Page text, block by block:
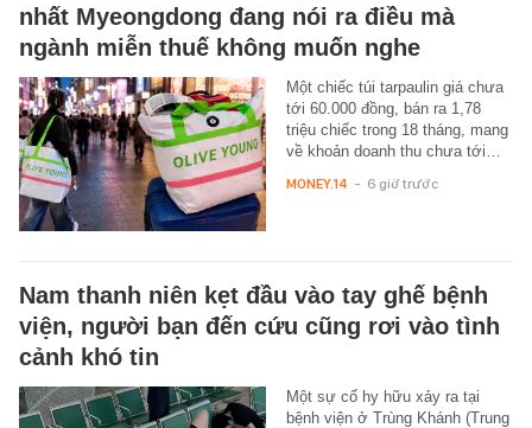
nhất Myeongdong đang nói ra điều mà
ngành miễn thuế không muốn nghe
Một chiếc túi tarpaulin giá chưa
tới 60.000 đồng, bán ra 1,78
triệu chiếc trong 18 tháng, mang
về khoản doanh thu chưa tới…
MONEY.14 - 6 giờ trước
Nam thanh niên kẹt đầu vào tay ghế bệnh
viện, người bạn đến cứu cũng rơi vào tình
cảnh khó tin
Một sự cố hy hữu xảy ra tại
bệnh viện ở Trùng Khánh (Trung